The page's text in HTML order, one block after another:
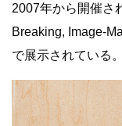
2007年から開催さ
Breaking, Image-
で展示されている。